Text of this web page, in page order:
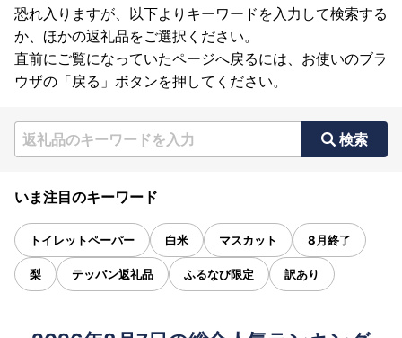
恐れ入りますが、以下よりキーワードを入力して検索する
か、ほかの返礼品をご選択ください。
直前にご覧になっていたページへ戻るには、お使いのブラ
ウザの「戻る」ボタンを押してください。
検索
いま注目のキーワード
トイレットペーパー 白米 マスカット 8月終了
梨 テッパン返礼品 ふるなび限定 訳あり